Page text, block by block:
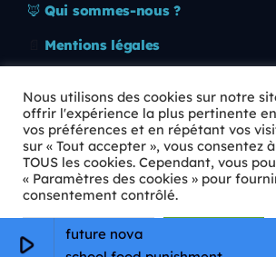
play_arrow
future nova
🦊 Qui sommes-nous ?
Mentions légales
🛡️ RGPD
Copyright © 2026 Animkids. Tous droits
Nous utilisons des cookies sur notre
offrir l'expérience la plus pertinente
vos préférences et en répétant vos
sur « Tout accepter », vous consentez
TOUS les cookies. Cependant, vous
« Paramètres des cookies » pour
consentement contrôlé.
Paramètres Cookie